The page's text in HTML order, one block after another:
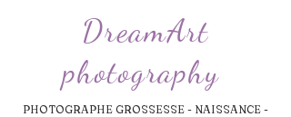
DreamArt
photography
PHOTOGRAPHE GROSSESSE - NAISSANCE -